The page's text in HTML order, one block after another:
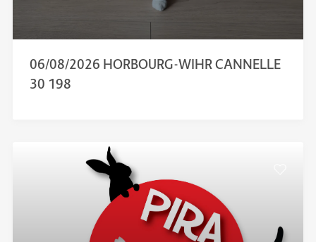
06/08/2026 HORBOURG-WIHR CANNELLE
30 198